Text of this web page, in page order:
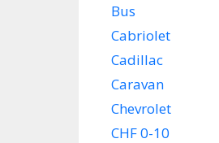
Bus
Cabriolet
Cadillac
Caravan
Chevrolet
CHF 0-10